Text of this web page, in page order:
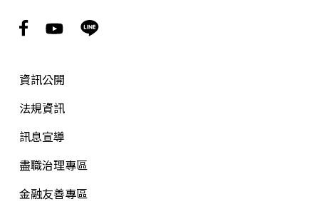
資訊公開
法規資訊
訊息宣導
盡職治理專區
金融友善專區